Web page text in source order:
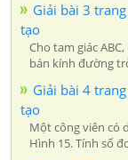
Giải bài 3
tạo
Cho tam giác
bán kính đường
Giải bài 4
tạo
Một công viên có
Hình 15. Tính số